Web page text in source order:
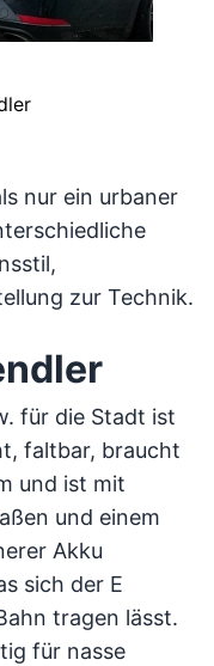
nur ein urbaner
zur Technik.
für die Stadt ist
faltbar, braucht
und ist mit
und einem
Akku
sich der E
tragen lässt.
für nasse